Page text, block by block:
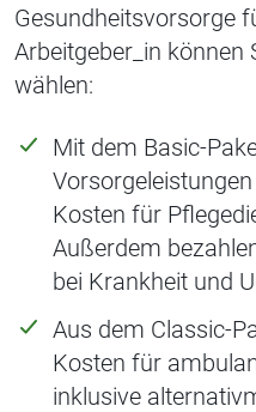
Gesundheitsvorsorge
Arbeitgeber_in können
wählen:
Mit dem Basic-
Kosten für
Außerdem
bei Krankheit und
Aus dem Classic-
Kosten für
inklusive